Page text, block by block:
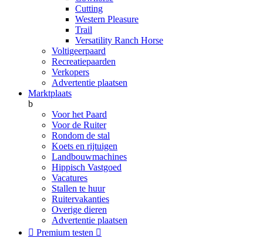
Cutting
Western Pleasure
Trail
Versatility Ranch Horse
Voltigeerpaard
Recreatiepaarden
Verkopers
Advertentie plaatsen
Marktplaats
b
Voor het Paard
Voor de Ruiter
Rondom de stal
Koets en rijtuigen
Landbouwmachines
Hippisch Vastgoed
Vacatures
Stallen te huur
Ruitervakanties
Overige dieren
Advertentie plaatsen
 Premium testen 